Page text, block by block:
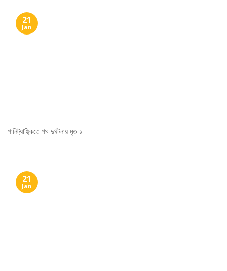
পানিট্যাঙ্কিতে পথ দুর্ঘটনায় মৃত ১
21
Jan
21
Jan